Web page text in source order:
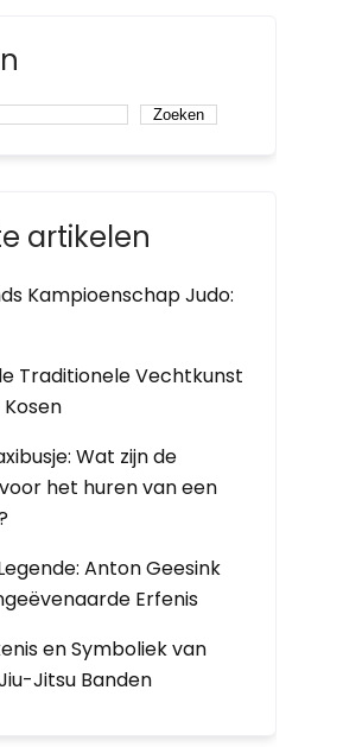
Zoeken
artikelen
Kampioenschap Judo:
Traditionele Vechtkunst
Wat zijn de
het huren van een
Anton Geesink
Erfenis
en Symboliek van
Jitsu Banden